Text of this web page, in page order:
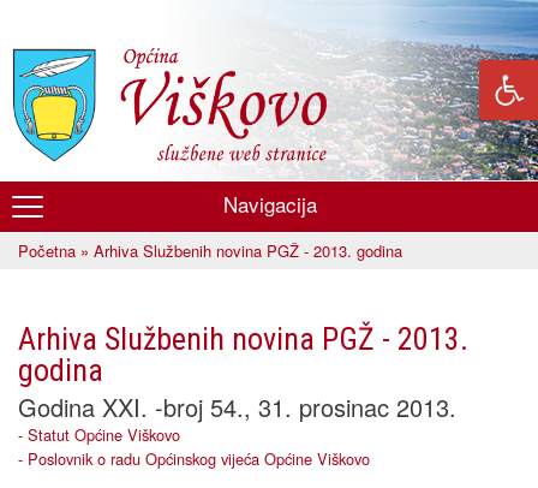
glavni
sadržaj
Općina
Viškovo
Navigacija
Početna » Arhiva Službenih novina PGŽ - 2013. godina
Arhiva Službenih novina PGŽ - 2013.
godina
Godina XXI. -broj 54., 31. prosinac 2013.
- Statut Općine Viškovo
- Poslovnik o radu Općinskog vijeća Općine Viškovo